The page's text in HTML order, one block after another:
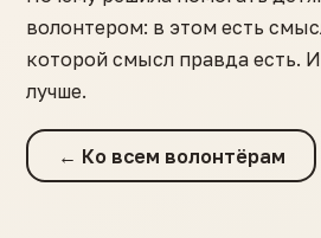
волонтером: в этом есть
которой смысл правда есть.
лучше.
← Ко всем волонтёрам